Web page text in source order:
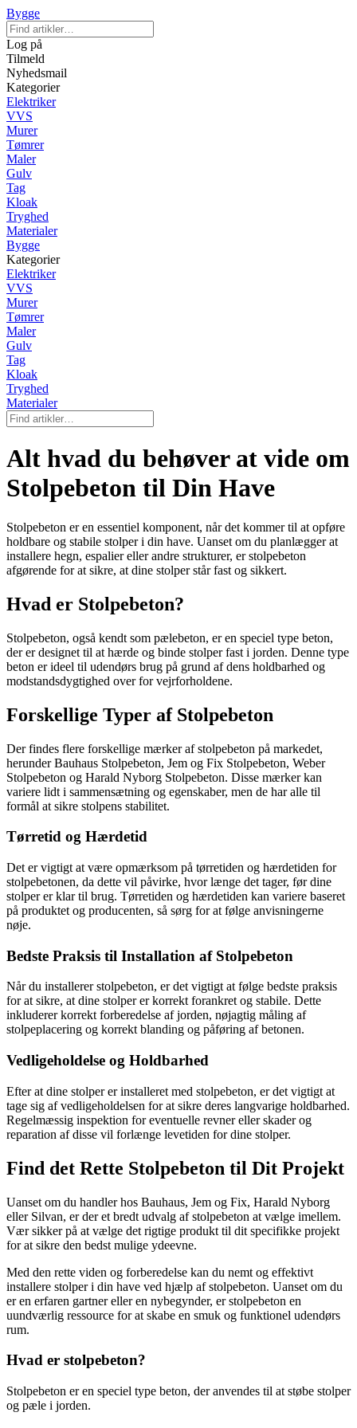
Bygge
Log på
Tilmeld
Nyhedsmail
Kategorier
Elektriker
VVS
Murer
Tømrer
Maler
Gulv
Tag
Kloak
Tryghed
Materialer
Bygge
Kategorier
Elektriker
VVS
Murer
Tømrer
Maler
Gulv
Tag
Kloak
Tryghed
Materialer
Alt hvad du behøver at vide om
Stolpebeton til Din Have
Stolpebeton er en essentiel komponent, når det kommer til at opføre
holdbare og stabile stolper i din have. Uanset om du planlægger at
installere hegn, espalier eller andre strukturer, er stolpebeton
afgørende for at sikre, at dine stolper står fast og sikkert.
Hvad er Stolpebeton?
Stolpebeton, også kendt som pælebeton, er en speciel type beton,
der er designet til at hærde og binde stolper fast i jorden. Denne type
beton er ideel til udendørs brug på grund af dens holdbarhed og
modstandsdygtighed over for vejrforholdene.
Forskellige Typer af Stolpebeton
Der findes flere forskellige mærker af stolpebeton på markedet,
herunder Bauhaus Stolpebeton, Jem og Fix Stolpebeton, Weber
Stolpebeton og Harald Nyborg Stolpebeton. Disse mærker kan
variere lidt i sammensætning og egenskaber, men de har alle til
formål at sikre stolpens stabilitet.
Tørretid og Hærdetid
Det er vigtigt at være opmærksom på tørretiden og hærdetiden for
stolpebetonen, da dette vil påvirke, hvor længe det tager, før dine
stolper er klar til brug. Tørretiden og hærdetiden kan variere baseret
på produktet og producenten, så sørg for at følge anvisningerne
nøje.
Bedste Praksis til Installation af Stolpebeton
Når du installerer stolpebeton, er det vigtigt at følge bedste praksis
for at sikre, at dine stolper er korrekt forankret og stabile. Dette
inkluderer korrekt forberedelse af jorden, nøjagtig måling af
stolpeplacering og korrekt blanding og påføring af betonen.
Vedligeholdelse og Holdbarhed
Efter at dine stolper er installeret med stolpebeton, er det vigtigt at
tage sig af vedligeholdelsen for at sikre deres langvarige holdbarhed.
Regelmæssig inspektion for eventuelle revner eller skader og
reparation af disse vil forlænge levetiden for dine stolper.
Find det Rette Stolpebeton til Dit Projekt
Uanset om du handler hos Bauhaus, Jem og Fix, Harald Nyborg
eller Silvan, er der et bredt udvalg af stolpebeton at vælge imellem.
Vær sikker på at vælge det rigtige produkt til dit specifikke projekt
for at sikre den bedst mulige ydeevne.
Med den rette viden og forberedelse kan du nemt og effektivt
installere stolper i din have ved hjælp af stolpebeton. Uanset om du
er en erfaren gartner eller en nybegynder, er stolpebeton en
uundværlig ressource for at skabe en smuk og funktionel udendørs
rum.
Hvad er stolpebeton?
Stolpebeton er en speciel type beton, der anvendes til at støbe stolper
og pæle i jorden.